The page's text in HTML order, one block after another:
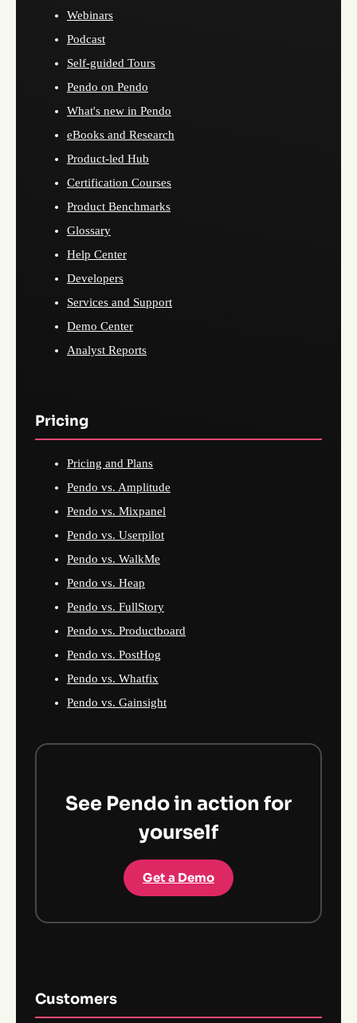
Webinars
Podcast
Self-guided Tours
Pendo on Pendo
What's new in Pendo
eBooks and Research
Product-led Hub
Certification Courses
Product Benchmarks
Glossary
Help Center
Developers
Services and Support
Demo Center
Analyst Reports
Pricing
Pricing and Plans
Pendo vs. Amplitude
Pendo vs. Mixpanel
Pendo vs. Userpilot
Pendo vs. WalkMe
Pendo vs. Heap
Pendo vs. FullStory
Pendo vs. Productboard
Pendo vs. PostHog
Pendo vs. Whatfix
Pendo vs. Gainsight
See Pendo in action for
yourself
Get a Demo
Customers